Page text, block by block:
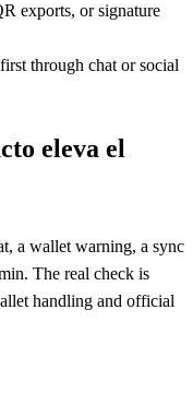
exports, or signature
through chat or social
eleva el
a wallet warning, a sync
The real check is
handling and official